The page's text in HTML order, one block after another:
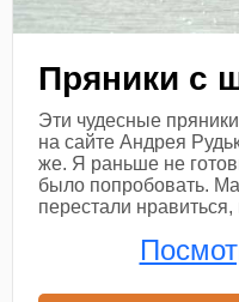
Пряники с
Эти чудесные
на сайте Андрея
же. Я раньше не
было попробовать.
перестали